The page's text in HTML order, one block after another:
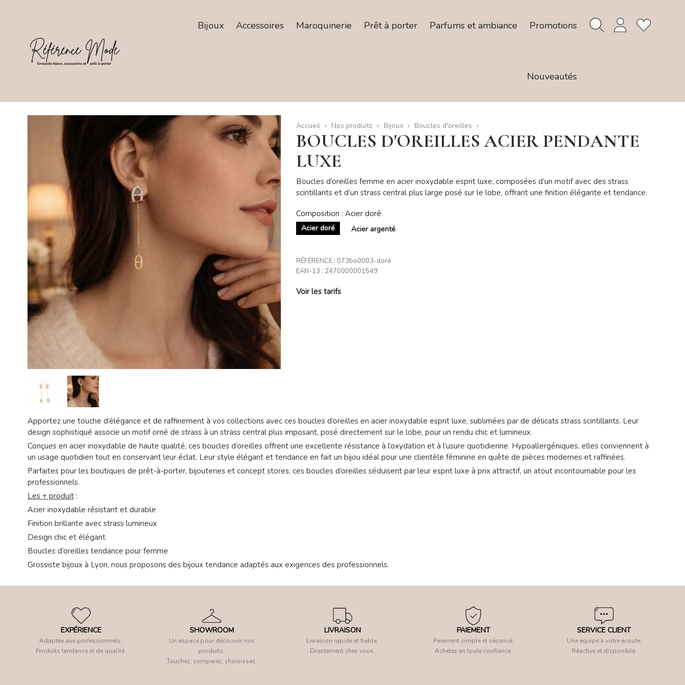
Bijoux Accessoires Maroquinerie Prêt à porter Parfums et ambiance Promotions
Nouveautés
Accueil Nos produits Bijoux Boucles d'oreilles
BOUCLES D'OREILLES ACIER PENDANTE
LUXE
Boucles d’oreilles femme en acier inoxydable esprit luxe, composées d’un motif avec des strass
scintillants et d’un strass central plus large posé sur le lobe, offrant une finition élégante et tendance.
Composition : Acier doré
Acier doré Acier argenté
RÉFÉRENCE : 073bo0003-doré
EAN-13 : 2470000001549
Voir les tarifs
Apportez une touche d’élégance et de raffinement à vos collections avec ces boucles d’oreilles en acier inoxydable esprit luxe, sublimées par de délicats strass scintillants. Leur
design sophistiqué associe un motif orné de strass à un strass central plus imposant, posé directement sur le lobe, pour un rendu chic et lumineux.
Conçues en acier inoxydable de haute qualité, ces boucles d’oreilles offrent une excellente résistance à l’oxydation et à l’usure quotidienne. Hypoallergéniques, elles conviennent à
un usage quotidien tout en conservant leur éclat. Leur style élégant et tendance en fait un bijou idéal pour une clientèle féminine en quête de pièces modernes et raffinées.
Parfaites pour les boutiques de prêt-à-porter, bijouteries et concept stores, ces boucles d’oreilles séduisent par leur esprit luxe à prix attractif, un atout incontournable pour les
professionnels.
Les + produit:
Acier inoxydable résistant et durable
Finition brillante avec strass lumineux
Design chic et élégant
Boucles d’oreilles tendance pour femme
Grossiste bijoux à Lyon, nous proposons des bijoux tendance adaptés aux exigences des professionnels.
EXPÉRIENCE
Adaptée aux professionnels.
Produits tendance et de qualité.
SHOWROOM
Un espace pour découvrir nos
produits.
Touchez, comparez, choisissez.
LIVRAISON
Livraison rapide et fiable.
Directement chez vous.
PAIEMENT
Paiement simple et sécurisé.
Achetez en toute confiance.
SERVICE CLIENT
Une équipe à votre écoute.
Réactive et disponible.